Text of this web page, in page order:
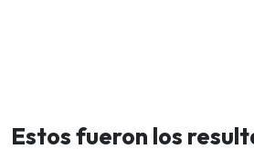
Estos fueron los